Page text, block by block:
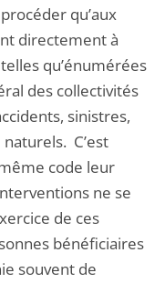
qu’aux
directement à
qu’énumérées
des collectivités
sinistres,
C’est
code leur
ne se
de ces
bénéficiaires
souvent de